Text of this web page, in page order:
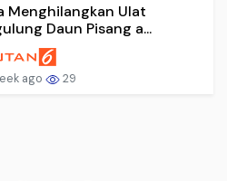
Menghilangkan Ulat
Daun Pisang a...
ago 29